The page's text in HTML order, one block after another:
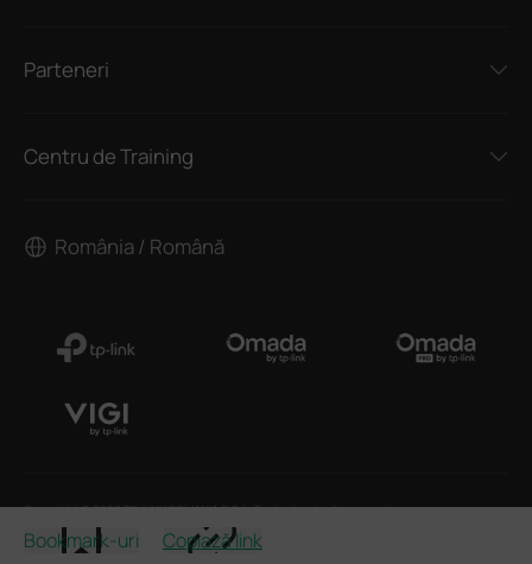
Bookmark-uri Copiază link
Parteneri
Centru de Training
România / Română
Copyright © 2026 TP-LINK ROMANIA S.R.L. Toate drepturile rezervate.